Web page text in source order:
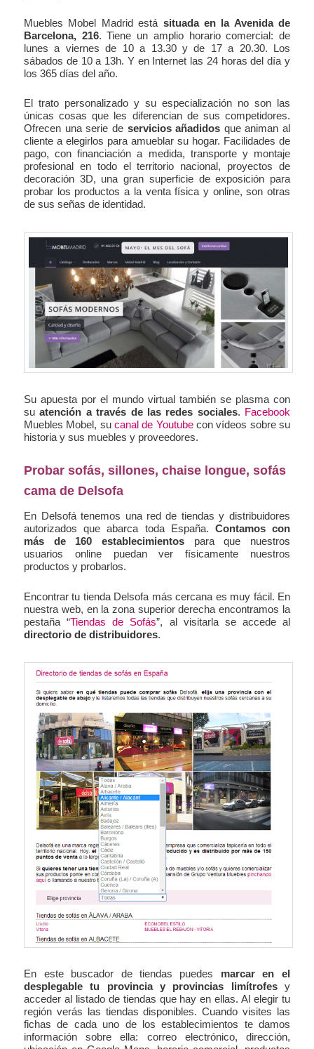
Muebles Mobel Madrid está situada en la Avenida de
Barcelona, 216. Tiene un amplio horario comercial: de
lunes a viernes de 10 a 13.30 y de 17 a 20.30. Los
sábados de 10 a 13h. Y en Internet las 24 horas del día y
los 365 días del año.
El trato personalizado y su especialización no son las
únicas cosas que les diferencian de sus competidores.
Ofrecen una serie de servicios añadidos que animan al
cliente a elegirlos para amueblar su hogar. Facilidades de
pago, con financiación a medida, transporte y montaje
profesional en todo el territorio nacional, proyectos de
decoración 3D, una gran superficie de exposición para
probar los productos a la venta física y online, son otras
de sus señas de identidad.
Su apuesta por el mundo virtual también se plasma con
su atención a través de las redes sociales. Facebook
Muebles Mobel, sucanal de Youtubecon vídeos sobre su
historia y sus muebles y proveedores.
Probar sofás, sillones, chaise longue, sofás
cama de Delsofa
En Delsofá tenemos una red de tiendas y distribuidores
autorizados que abarca toda España. Contamos con
más de 160 establecimientos para que nuestros
usuarios online puedan ver físicamente nuestros
productos y probarlos.
Encontrar tu tienda Delsofa más cercana es muy fácil. En
nuestra web, en la zona superior derecha encontramos la
pestaña “Tiendas de Sofás”, al visitarla se accede al
directorio de distribuidores.
En este buscador de tiendas puedes marcar en el
desplegable tu provincia y provincias limítrofesy
acceder al listado de tiendas que hay en ellas. Al elegir tu
región verás las tiendas disponibles. Cuando visites las
fichas de cada uno de los establecimientos te damos
información sobre ella: correo electrónico, dirección,